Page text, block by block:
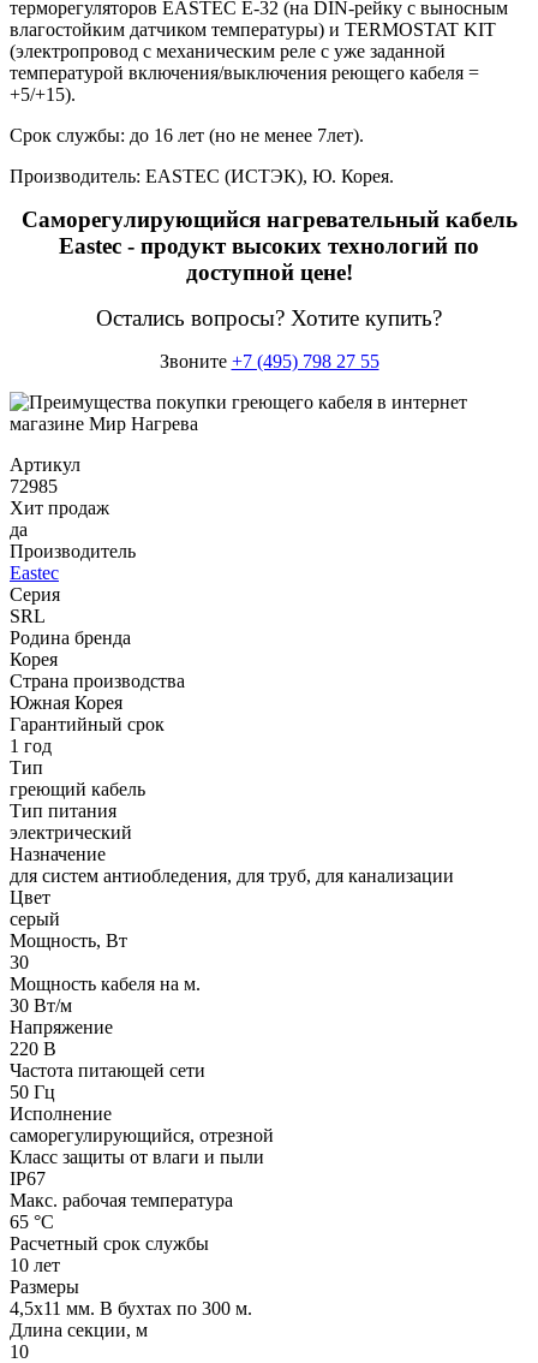
терморегуляторов EASTEC E-32 (на DIN-рейку с выносным
влагостойким датчиком температуры) и TERMOSTAT KIT
(электропровод с механическим реле с уже заданной
температурой включения/выключения реющего кабеля =
+5/+15).
Срок службы: до 16 лет (но не менее 7лет).
Производитель: EASTEC (ИСТЭК), Ю. Корея.
Саморегулирующийся нагревательный кабель
Eastec - продукт высоких технологий по
доступной цене!
Остались вопросы? Хотите купить?
Звоните +7 (495) 798 27 55
Артикул
72985
Хит продаж
да
Производитель
Eastec
Серия
SRL
Родина бренда
Корея
Страна производства
Южная Корея
Гарантийный срок
1 год
Тип
греющий кабель
Тип питания
электрический
Назначение
для систем антиобледения, для труб, для канализации
Цвет
серый
Мощность, Вт
30
Мощность кабеля на м.
30 Вт/м
Напряжение
220 В
Частота питающей сети
50 Гц
Исполнение
саморегулирующийся, отрезной
Класс защиты от влаги и пыли
IP67
Макс. рабочая температура
65 °С
Расчетный срок службы
10 лет
Размеры
4,5х11 мм. В бухтах по 300 м.
Длина секции, м
10